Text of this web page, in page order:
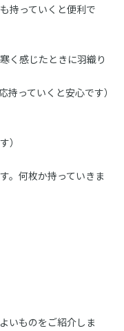
持っていくと便利で
く感じたときに羽織り
持っていくと安心です）
）
。何枚か持っていきま
いものをご紹介しま